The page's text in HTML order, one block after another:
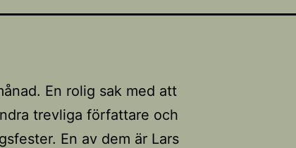
En rolig sak med att
trevliga författare och
En av dem är Lars